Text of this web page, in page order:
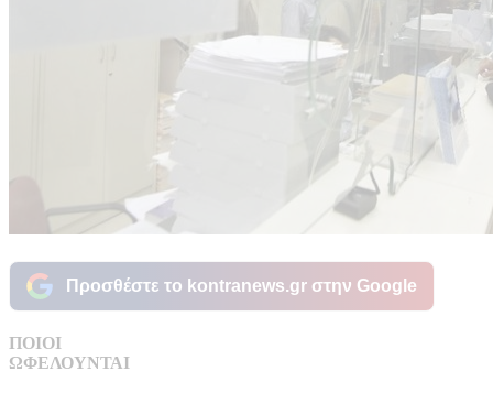
Προσθέστε το kontranews.gr στην Google
ΠΟΙΟΙ